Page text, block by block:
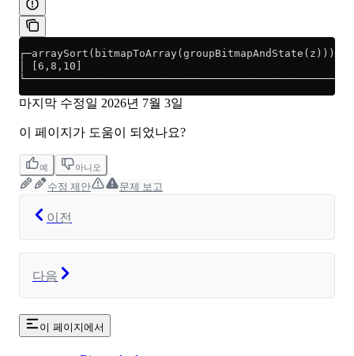
┌─arraySort(bitmapToArray(groupBitmapAndState(z)))─┐
│ [6,8,10]                                         │
└──────────────────────────────────────────────────┘
마지막 수정일 2026년 7월 3일
이 페이지가 도움이 되었나요?
예 아니오
수정 제안 문제 보고
이전
다음
이 페이지에서